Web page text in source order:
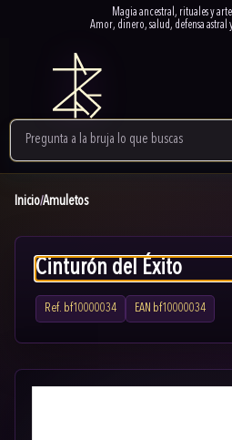
Magia ancestral, rituales y
Amor, dinero, salud, defensa astral
Inicio/Amuletos
Cinturón del Éxito
Ref. bf10000034 EAN bf10000034